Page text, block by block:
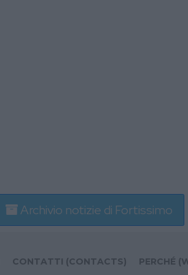
Archivio notizie di Fortissimo
CONTATTI (CONTACTS) PERCHÉ